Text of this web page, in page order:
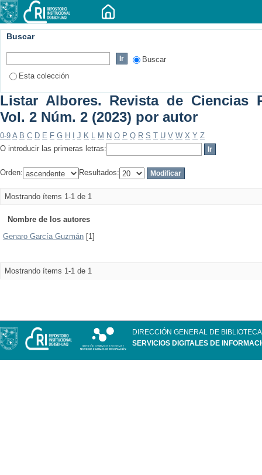
Buscar
Buscar
Esta colección
Listar Albores. Revista de Ciencias
Vol. 2 Núm. 2 (2023) por autor
0-9 A B C D E F G H J K L M N O P Q R S T U V W X Y Z
O introducir las primeras letras:
Orden: Resultados:
Mostrando ítems 1-1 de 1
Nombre de los autores
Genaro García Guzmán [1]
Mostrando ítems 1-1 de 1
DIRECCIÓN GENERAL DE
SERVICIOS DIGITALES DE